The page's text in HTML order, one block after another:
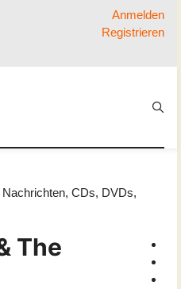
Anmelden
Registrieren
CDs, DVDs,
The